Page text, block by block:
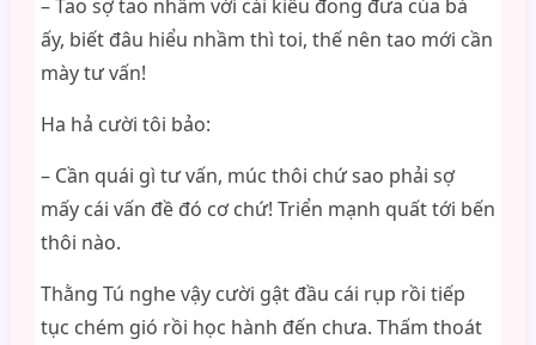
– Tao sợ tao nhầm với cái kiểu đong đưa của bà
ấy, biết đâu hiểu nhầm thì toi, thế nên tao mới cần
mày tư vấn!
Ha hả cười tôi bảo:
– Cần quái gì tư vấn, múc thôi chứ sao phải sợ
mấy cái vấn đề đó cơ chứ! Triển mạnh quất tới bến
thôi nào.
Thằng Tú nghe vậy cười gật đầu cái rụp rồi tiếp
tục chém gió rồi học hành đến chưa. Thấm thoát